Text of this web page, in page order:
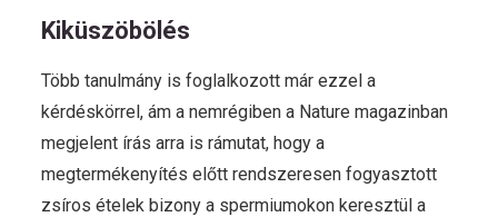
Kiküszöbölés
Több tanulmány is foglalkozott már ezzel a
kérdéskörrel, ám a nemrégiben a Nature magazinban
megjelent írás arra is rámutat, hogy a
megtermékenyítés előtt rendszeresen fogyasztott
zsíros ételek bizony a spermiumokon keresztül a